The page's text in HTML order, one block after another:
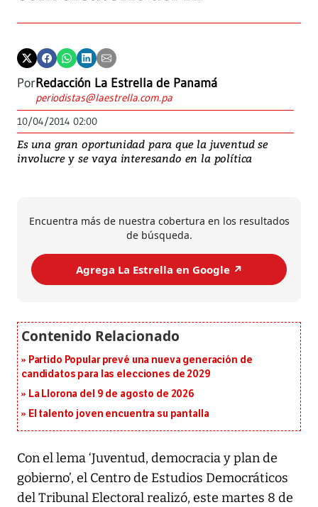
PorRedacción La Estrella de Panamá
periodistas@laestrella.com.pa
10/04/2014 02:00
Es una gran oportunidad para que la juventud se
involucre y se vaya interesando en la política
Encuentra más de nuestra cobertura en los resultados
de búsqueda.
Agrega La Estrella en Google ↗️
Partido Popular prevé una nueva generación de
candidatos para las elecciones de 2029
La Llorona del 9 de agosto de 2026
El talento joven encuentra su pantalla​
Con el lema ‘Juventud, democracia y plan de
gobierno’, el Centro de Estudios Democráticos
del Tribunal Electoral realizó, este martes 8 de